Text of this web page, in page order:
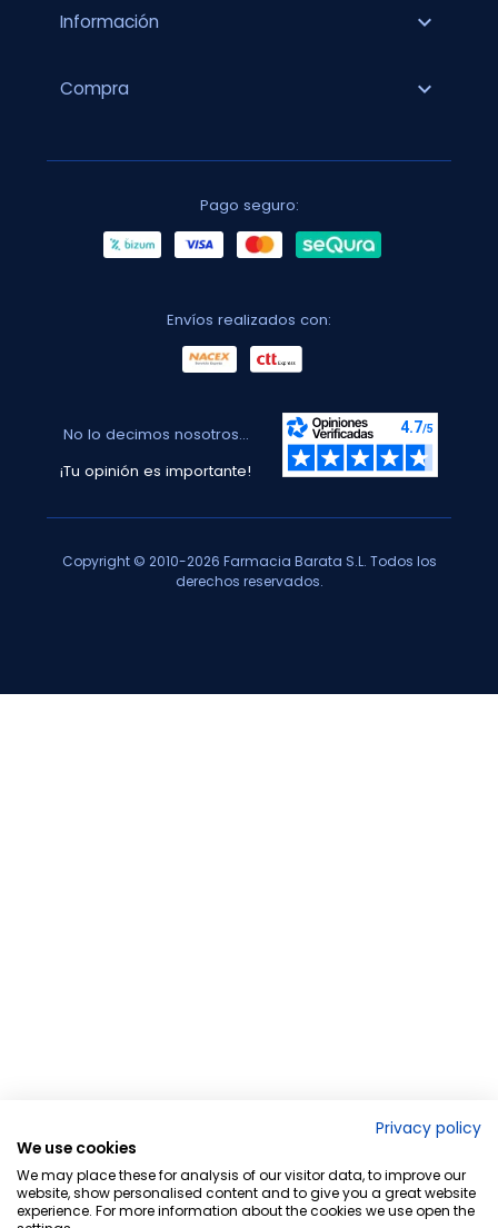
Información expand_more
Compra expand_more
Pago seguro:
Envíos realizados con:
No lo decimos nosotros...
¡Tu opinión es importante!
Copyright © 2010-2026 Farmacia Barata S.L. Todos los
derechos reservados.
Privacy policy
We use cookies
We may place these for analysis of our visitor data, to improve our
website, show personalised content and to give you a great website
experience. For more information about the cookies we use open the